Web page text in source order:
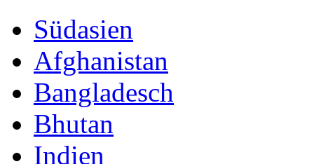
Südasien
Afghanistan
Bangladesch
Bhutan
Indien